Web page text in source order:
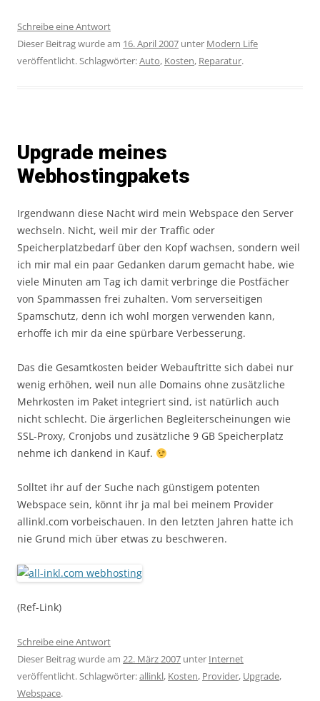
Schreibe eine Antwort
Dieser Beitrag wurde am 16. April 2007 unter Modern Life
veröffentlicht. Schlagwörter:Auto, Kosten, Reparatur.
Upgrade meines
Webhostingpakets
Irgendwann diese Nacht wird mein Webspace den Server
wechseln. Nicht, weil mir der Traffic oder
Speicherplatzbedarf über den Kopf wachsen, sondern weil
ich mir mal ein paar Gedanken darum gemacht habe, wie
viele Minuten am Tag ich damit verbringe die Postfächer
von Spammassen frei zuhalten. Vom serverseitigen
Spamschutz, denn ich wohl morgen verwenden kann,
erhoffe ich mir da eine spürbare Verbesserung.
Das die Gesamtkosten beider Webauftritte sich dabei nur
wenig erhöhen, weil nun alle Domains ohne zusätzliche
Mehrkosten im Paket integriert sind, ist natürlich auch
nicht schlecht. Die ärgerlichen Begleiterscheinungen wie
SSL-Proxy, Cronjobs und zusätzliche 9 GB Speicherplatz
nehme ich dankend in Kauf.
Solltet ihr auf der Suche nach günstigem potenten
Webspace sein, könnt ihr ja mal bei meinem Provider
allinkl.com vorbeischauen. In den letzten Jahren hatte ich
nie Grund mich über etwas zu beschweren.
(Ref-Link)
Schreibe eine Antwort
Dieser Beitrag wurde am 22. März 2007 unter Internet
veröffentlicht. Schlagwörter:allinkl, Kosten, Provider, Upgrade,
Webspace.